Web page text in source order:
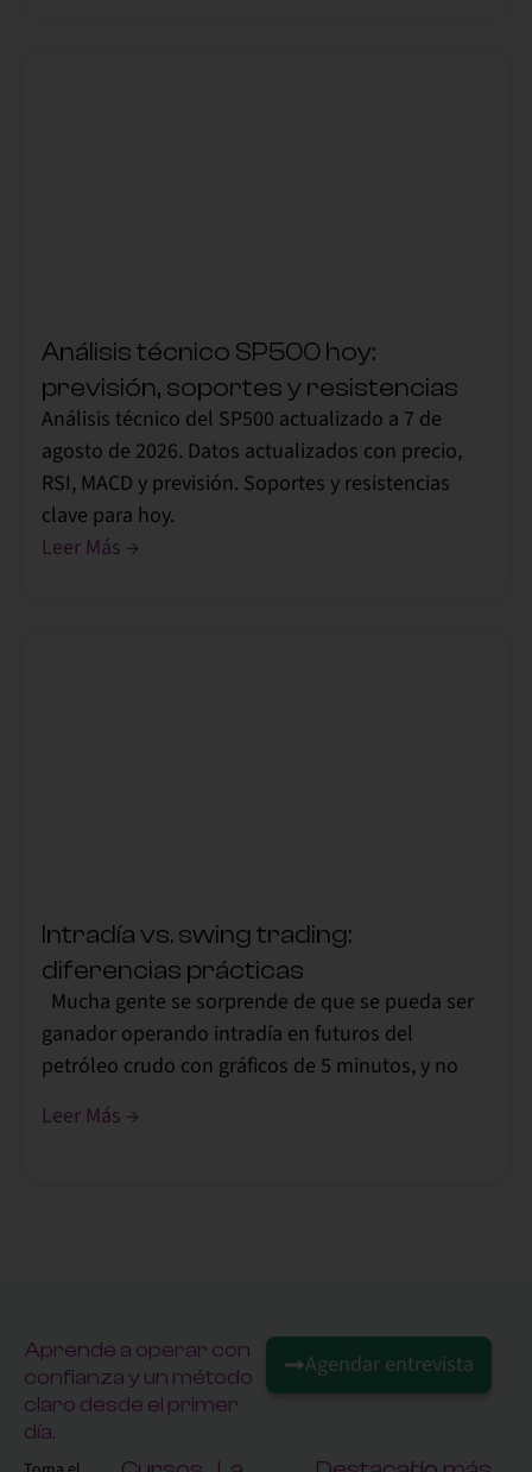
Análisis técnico SP500 hoy:
previsión, soportes y resistencias
Análisis técnico del SP500 actualizado a 7 de
agosto de 2026. Datos actualizados con precio,
RSI, MACD y previsión. Soportes y resistencias
clave para hoy.
Leer Más →
Intradía vs. swing trading:
diferencias prácticas
Mucha gente se sorprende de que se pueda ser
ganador operando intradía en futuros del
petróleo crudo con gráficos de 5 minutos, y no
Leer Más →
Aprende a operar con
confianza y un método
claro desde el primer
día.
Agendar entrevista